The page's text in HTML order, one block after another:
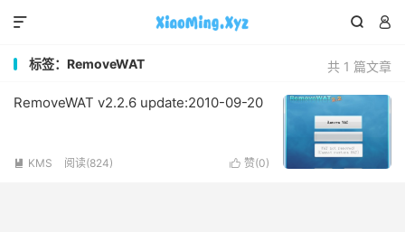
 

共 1 篇文章
标签：RemoveWAT
RemoveWAT v2.2.6 update:2010-09-20
 赞(0)
 KMS 阅读(824)